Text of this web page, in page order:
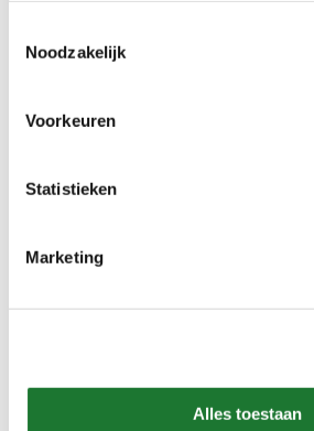
Noodzakelijk
Voorkeuren
Statistieken
Marketing
Alles toestaan
selecteren
Filter deze producten
Kies een Marktsegment